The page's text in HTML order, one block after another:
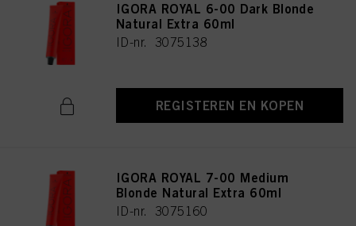
IGORA ROYAL 6-00 Dark Blonde
Natural Extra 60ml
ID-nr. 3075138
REGISTEREN EN KOPEN
IGORA ROYAL 7-00 Medium
Blonde Natural Extra 60ml
ID-nr. 3075160